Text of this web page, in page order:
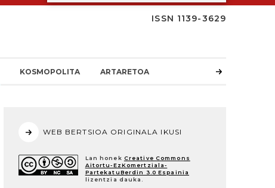
ISSN 1139-3629
KOSMOPOLITA ARTARETOA
WEB BERTSIOA ORIGINALA IKUSI
Lan honek Creative Commons
Aitortu-EzKomertziala-
PartekatuBerdin 3.0 Espainia
lizentzia dauka.